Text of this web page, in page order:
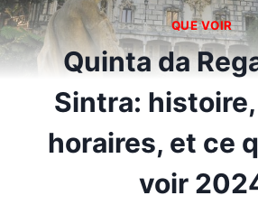
QUE VOIR
Quinta da
Sintra:
horaires, et ce
voir